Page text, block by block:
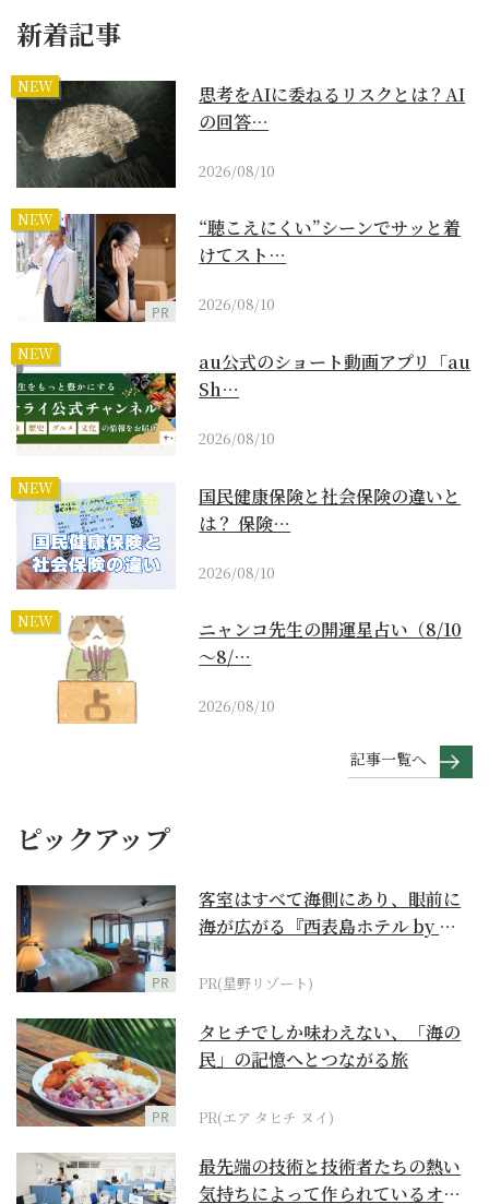
新着記事
NEW
思考をAIに委ねるリスクとは？AI
の回答…
2026/08/10
NEW
PR
“聴こえにくい”シーンでサッと着
けてスト…
2026/08/10
NEW
au公式のショート動画アプリ「au
Sh…
2026/08/10
NEW
国民健康保険と社会保険の違いと
は？ 保険…
2026/08/10
NEW
ニャンコ先生の開運星占い（8/10
～8/…
2026/08/10
記事一覧へ
ピックアップ
PR
客室はすべて海側にあり、眼前に
海が広がる『西表島ホテル by 星
PR(星野リゾート)
PR
タヒチでしか味わえない、「海の
民」の記憶へとつながる旅
PR(エア タヒチ ヌイ)
最先端の技術と技術者たちの熱い
気持ちによって作られているオー